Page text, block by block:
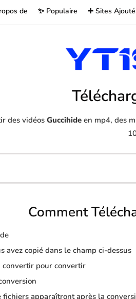
de ✨ Populaire ➕ Sites
des vidéosGuccihideen mp4, des
Comment
avez copié dans le champ ci-dessus
pour convertir
fichiers apparaîtront après la